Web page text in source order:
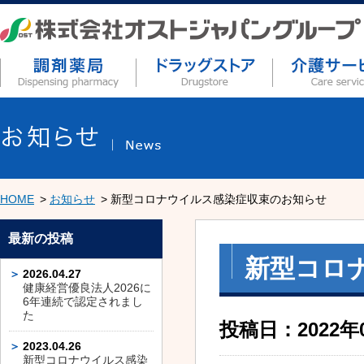
HOME お知らせ 新型コロナウイルス感染症収束のお知らせ
新型コロ
投稿日：2022
最新の投稿
2026.04.27
健康経営優良法人2026に
6年連続で認定されまし
た
2023.04.26
新型コロナウイルス感染